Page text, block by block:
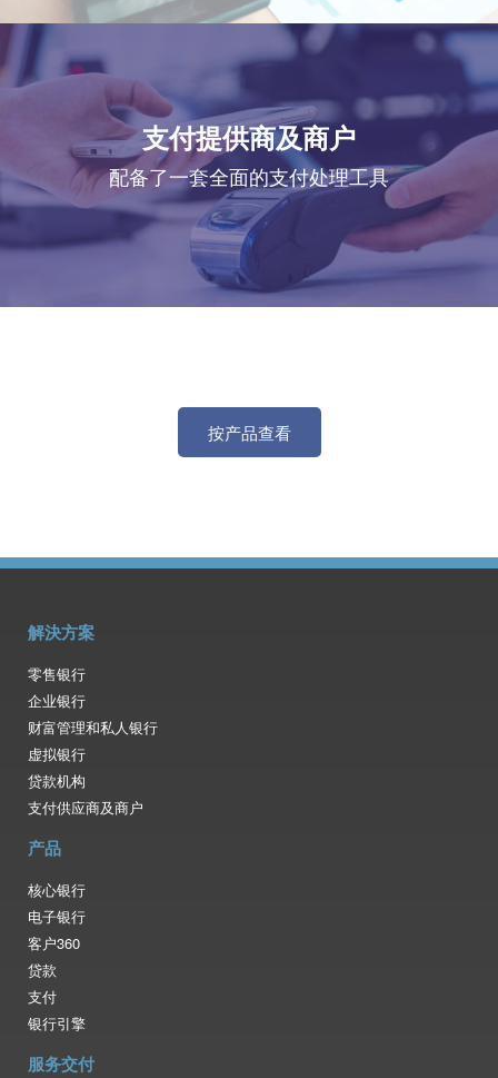
支付提供商及商户
配备了一套全面的支付处理工具
按产品查看
解決方案
零售银行
企业银行
财富管理和私人银行
虚拟银行
贷款机构
支付供应商及商户
产品
核心银行
电子银行
客户360
贷款
支付
银行引擎
服务交付